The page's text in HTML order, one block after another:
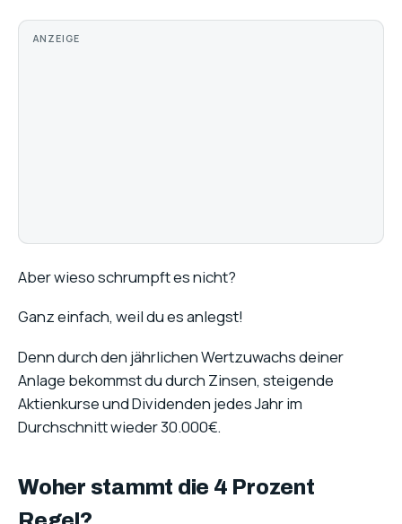
ANZEIGE
Aber wieso schrumpft es nicht?
Ganz einfach, weil du es anlegst!
Denn durch den jährlichen Wertzuwachs deiner
Anlage bekommst du durch Zinsen, steigende
Aktienkurse und Dividenden jedes Jahr im
Durchschnitt wieder 30.000€.
Woher stammt die 4 Prozent